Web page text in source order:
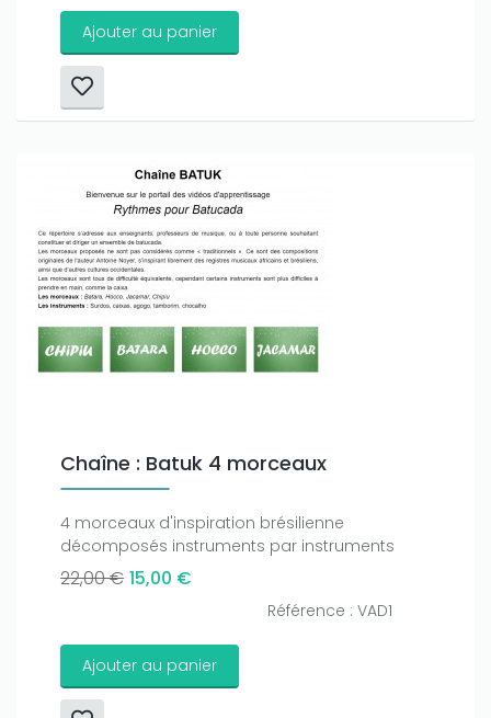
Ajouter au panier
Chaîne : Batuk 4 morceaux
4 morceaux d'inspiration brésilienne
décomposés instruments par instruments
22,00 € 15,00 €
Référence : VAD1
Ajouter au panier